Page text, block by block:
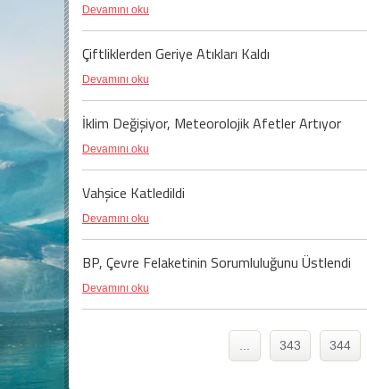
Devamını oku
Çiftliklerden Geriye Atıkları Kaldı
Devamını oku
İklim Değişiyor, Meteorolojik Afetler Artıyor
Devamını oku
Vahşice Katledildi
Devamını oku
BP, Çevre Felaketinin Sorumluluğunu Üstlendi
Devamını oku
343 344